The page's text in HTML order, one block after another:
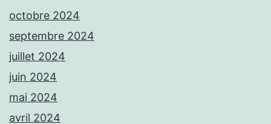
octobre 2024
septembre 2024
juillet 2024
juin 2024
mai 2024
avril 2024